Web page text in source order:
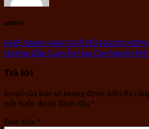
admin
GHẸ XANH HAY GHẸ ĐỎ NGON
Hướng Dẫn Cách Ăn Hàu Cho Người
Trả lời
Email của bạn sẽ không được hiển thị
bắt buộc được đánh dấu *
Bình luận *